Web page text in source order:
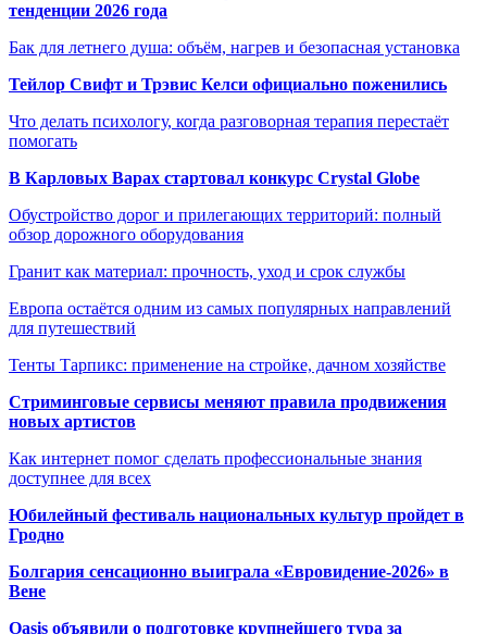
тенденции 2026 года
Бак для летнего душа: объём, нагрев и безопасная установка
Тейлор Свифт и Трэвис Келси официально поженились
Что делать психологу, когда разговорная терапия перестаёт
помогать
В Карловых Варах стартовал конкурс Crystal Globe
Обустройство дорог и прилегающих территорий: полный
обзор дорожного оборудования
Гранит как материал: прочность, уход и срок службы
Европа остаётся одним из самых популярных направлений
для путешествий
Тенты Тарпикс: применение на стройке, дачном хозяйстве
Стриминговые сервисы меняют правила продвижения
новых артистов
Как интернет помог сделать профессиональные знания
доступнее для всех
Юбилейный фестиваль национальных культур пройдет в
Гродно
Болгария сенсационно выиграла «Евровидение-2026» в
Вене
Oasis объявили о подготовке крупнейшего тура за